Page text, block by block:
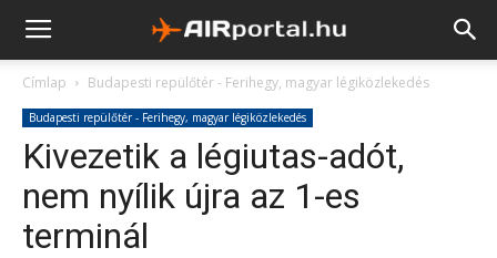
Címlap Budapesti repülőtér - Ferihegy, magyar légiközlekedés
Budapesti repülőtér - Ferihegy, magyar légiközlekedés
Kivezetik a légiutas-adót,
nem nyílik újra az 1-es
terminál